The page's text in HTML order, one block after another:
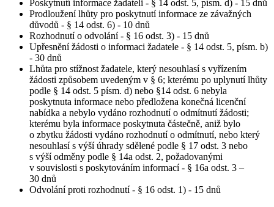
Poskytnutí informace žadateli - § 14 odst. 5, písm. d) - 15 dnů
Prodloužení lhůty pro poskytnutí informace ze závažných
důvodů - § 14 odst. 6) - 10 dnů
Rozhodnutí o odvolání - § 16 odst. 3) - 15 dnů
Upřesnění žádosti o informaci žadatele - § 14 odst. 5, písm. b)
- 30 dnů
Lhůta pro stížnost žadatele, který nesouhlasí s vyřízením
žádosti způsobem uvedeným v § 6; kterému po uplynutí lhůty
podle § 14 odst. 5 písm. d) nebo §14 odst. 6 nebyla
poskytnuta informace nebo předložena konečná licenční
nabídka a nebylo vydáno rozhodnutí o odmítnutí žádosti;
kterému byla informace poskytnuta částečně, aniž bylo
o zbytku žádosti vydáno rozhodnutí o odmítnutí, nebo který
nesouhlasí s výší úhrady sdělené podle § 17 odst. 3 nebo
s výší odměny podle § 14a odst. 2, požadovanými
v souvislosti s poskytováním informací - § 16a odst. 3 –
30 dnů
Odvolání proti rozhodnutí - § 16 odst. 1) - 15 dnů